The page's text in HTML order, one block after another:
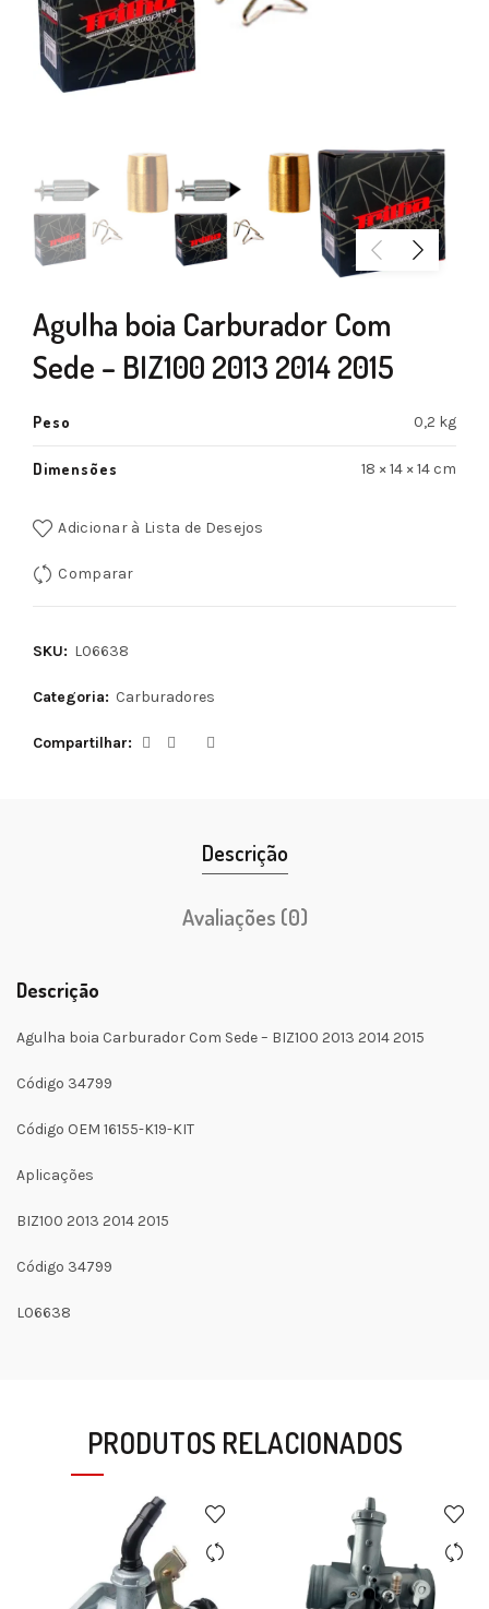
Agulha boia Carburador Com
Sede – BIZ100 2013 2014 2015
Peso 0,2 kg
Dimensões 18 × 14 × 14 cm
Adicionar à Lista de Desejos
Comparar
SKU: L06638
Categoria: Carburadores
Compartilhar
Descrição
Avaliações (0)
Descrição
Agulha boia Carburador Com Sede – BIZ100 2013 2014 2015
Código 34799
Código OEM 16155-K19-KIT
Aplicações
BIZ100 2013 2014 2015
Código 34799
L06638
PRODUTOS RELACIONADOS